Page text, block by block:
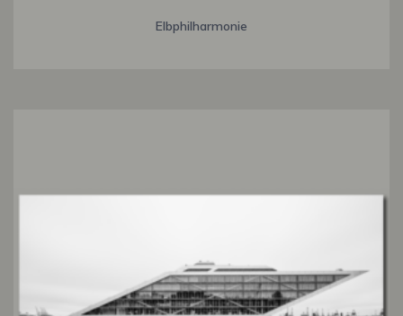
Elbphilharmonie